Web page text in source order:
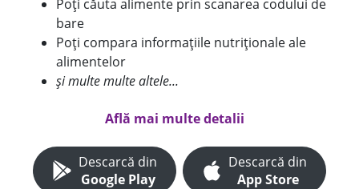
Poți căuta alimente prin scanarea codului de
bare
Poți compara informațiile nutriționale ale
alimentelor
și multe multe altele...
Află mai multe detalii
Descarcă din
Google Play
Descarcă din
App Store